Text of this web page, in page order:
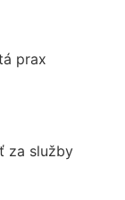
prax
za služby